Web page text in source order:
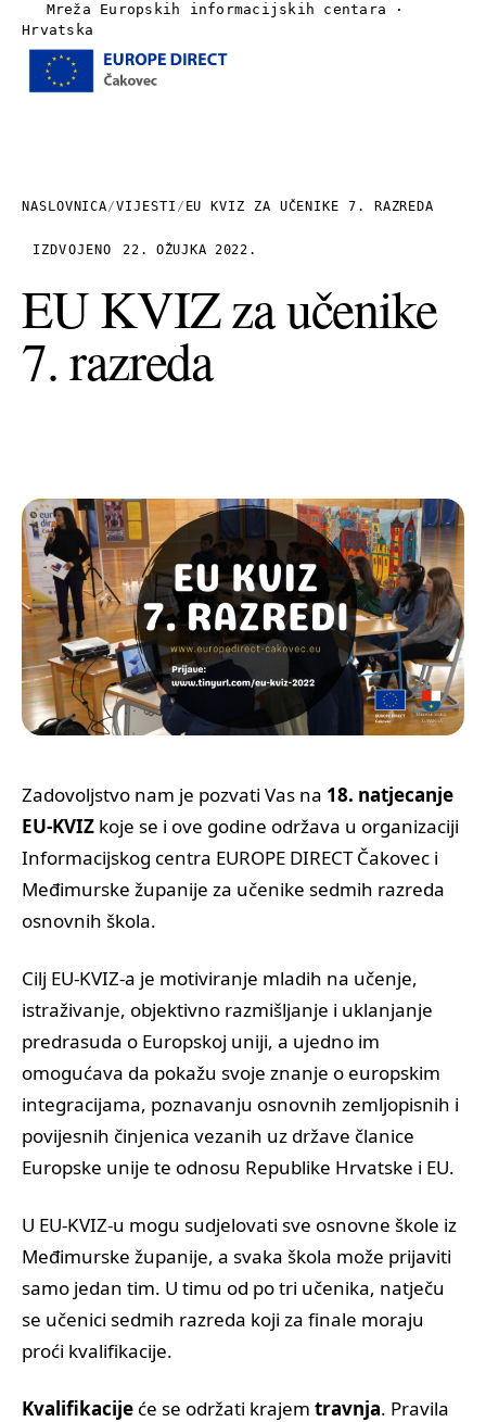
Mreža Europskih informacijskih centara ·
Hrvatska
Vijesti
Publikacije
Linkovi
+385 (0)40 374 016 info@europedirect-cakovec.eu
NASLOVNICA/VIJESTI / EU KVIZ ZA UČENIKE 7. RAZREDA
IZDVOJENO 22. OŽUJKA 2022.
EU KVIZ za učenike
7. razreda
Zadovoljstvo nam je pozvati Vas na 18. natjecanje
EU-KVIZ koje se i ove godine održava u organizaciji
Informacijskog centra EUROPE DIRECT Čakovec i
Međimurske županije za učenike sedmih razreda
osnovnih škola.
Cilj EU-KVIZ-a je motiviranje mladih na učenje,
istraživanje, objektivno razmišljanje i uklanjanje
predrasuda o Europskoj uniji, a ujedno im
omogućava da pokažu svoje znanje o europskim
integracijama, poznavanju osnovnih zemljopisnih i
povijesnih činjenica vezanih uz države članice
Europske unije te odnosu Republike Hrvatske i EU.
U EU-KVIZ-u mogu sudjelovati sve osnovne škole iz
Međimurske županije, a svaka škola može prijaviti
samo jedan tim. U timu od po tri učenika, natječu
se učenici sedmih razreda koji za finale moraju
proći kvalifikacije.
Kvalifikacije će se održati krajem travnja. Pravila